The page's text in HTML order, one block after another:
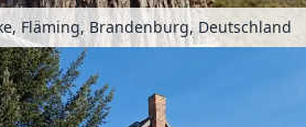
Fläming, Brandenburg, Deutschland